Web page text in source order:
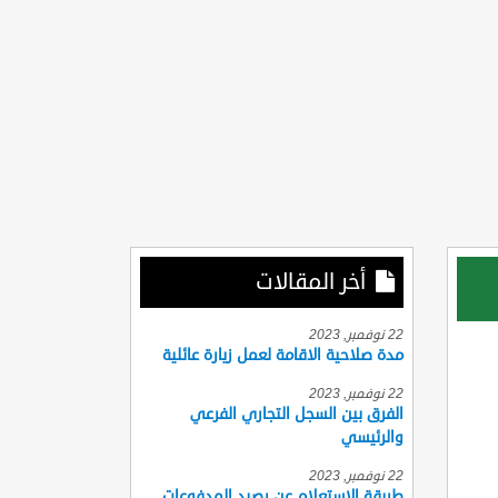
أخر المقالات
22 نوفمبر, 2023
مدة صلاحية الاقامة لعمل زيارة عائلية
22 نوفمبر, 2023
الفرق بين السجل التجاري الفرعي
والرئيسي
22 نوفمبر, 2023